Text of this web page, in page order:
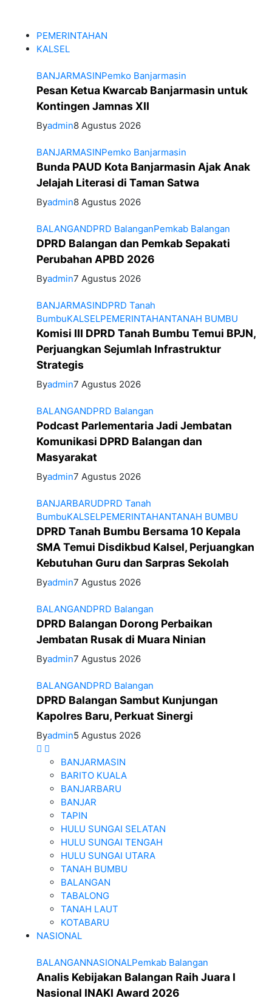
PEMERINTAHAN
KALSEL
BANJARMASINPemko Banjarmasin
Pesan Ketua Kwarcab Banjarmasin untuk
Kontingen Jamnas XII
Byadmin8 Agustus 2026
BANJARMASINPemko Banjarmasin
Bunda PAUD Kota Banjarmasin Ajak Anak
Jelajah Literasi di Taman Satwa
Byadmin8 Agustus 2026
BALANGANDPRD BalanganPemkab Balangan
DPRD Balangan dan Pemkab Sepakati
Perubahan APBD 2026
Byadmin7 Agustus 2026
BANJARMASINDPRD Tanah
BumbuKALSELPEMERINTAHANTANAH BUMBU
Komisi III DPRD Tanah Bumbu Temui BPJN,
Perjuangkan Sejumlah Infrastruktur
Strategis
Byadmin7 Agustus 2026
BALANGANDPRD Balangan
Podcast Parlementaria Jadi Jembatan
Komunikasi DPRD Balangan dan
Masyarakat
Byadmin7 Agustus 2026
BANJARBARUDPRD Tanah
BumbuKALSELPEMERINTAHANTANAH BUMBU
DPRD Tanah Bumbu Bersama 10 Kepala
SMA Temui Disdikbud Kalsel, Perjuangkan
Kebutuhan Guru dan Sarpras Sekolah
Byadmin7 Agustus 2026
BALANGANDPRD Balangan
DPRD Balangan Dorong Perbaikan
Jembatan Rusak di Muara Ninian
Byadmin7 Agustus 2026
BALANGANDPRD Balangan
DPRD Balangan Sambut Kunjungan
Kapolres Baru, Perkuat Sinergi
Byadmin5 Agustus 2026
BANJARMASIN
BARITO KUALA
BANJARBARU
BANJAR
TAPIN
HULU SUNGAI SELATAN
HULU SUNGAI TENGAH
HULU SUNGAI UTARA
TANAH BUMBU
BALANGAN
TABALONG
TANAH LAUT
KOTABARU
NASIONAL
BALANGANNASIONALPemkab Balangan
Analis Kebijakan Balangan Raih Juara I
Nasional INAKI Award 2026